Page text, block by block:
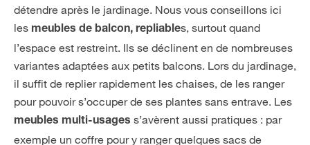
détendre après le jardinage. Nous vous conseillons ici
les meubles de balcon, repliables, surtout quand
l’espace est restreint. Ils se déclinent en de nombreuses
variantes adaptées aux petits balcons. Lors du jardinage,
il suffit de replier rapidement les chaises, de les ranger
pour pouvoir s’occuper de ses plantes sans entrave. Les
meubles multi-usages s’avèrent aussi pratiques : par
exemple un coffre pour y ranger quelques sacs de